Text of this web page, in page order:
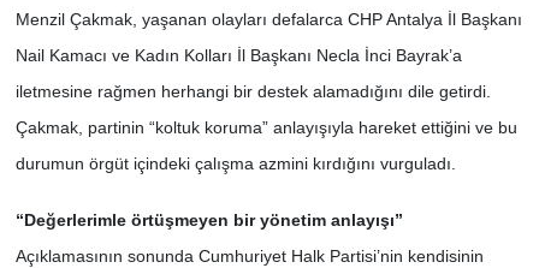
Menzil Çakmak, yaşanan olayları defalarca CHP Antalya İl Başkanı
Nail Kamacı ve Kadın Kolları İl Başkanı Necla İnci Bayrak’a
iletmesine rağmen herhangi bir destek alamadığını dile getirdi.
Çakmak, partinin “koltuk koruma” anlayışıyla hareket ettiğini ve bu
durumun örgüt içindeki çalışma azmini kırdığını vurguladı.
“Değerlerimle örtüşmeyen bir yönetim anlayışı”
Açıklamasının sonunda Cumhuriyet Halk Partisi’nin kendisinin